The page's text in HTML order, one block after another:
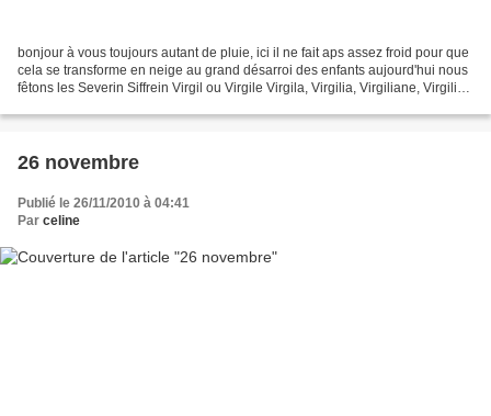
bonjour à vous toujours autant de pluie, ici il ne fait aps assez froid pour que
cela se transforme en neige au grand désarroi des enfants aujourd'hui nous
fêtons les Severin Siffrein Virgil ou Virgile Virgila, Virgilia, Virgiliane, Virgiliz
26 novembre
Publié le 26/11/2010 à 04:41
Par celine